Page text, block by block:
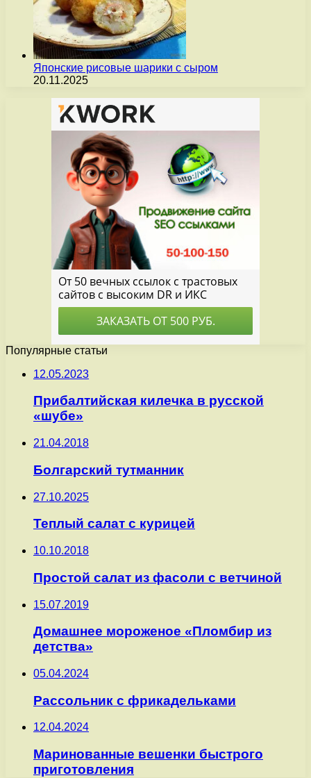
Японские рисовые шарики с сыром
20.11.2025
Популярные статьи
12.05.2023
Прибалтийская килечка в русской
«шубе»
21.04.2018
Болгарский тутманник
27.10.2025
Теплый салат с курицей
10.10.2018
Простой салат из фасоли с ветчиной
15.07.2019
Домашнее мороженое «Пломбир из
детства»
05.04.2024
Рассольник с фрикадельками
12.04.2024
Маринованные вешенки быстрого
приготовления